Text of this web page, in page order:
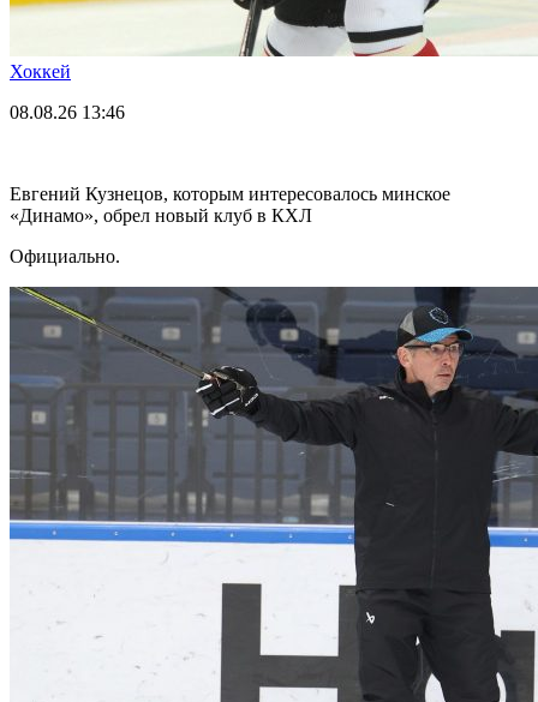
Хоккей
08.08.26 13:46
Евгений Кузнецов, которым интересовалось минское
«Динамо», обрел новый клуб в КХЛ
Официально.